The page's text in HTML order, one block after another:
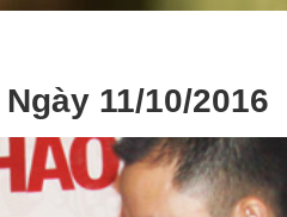
11/10/2016